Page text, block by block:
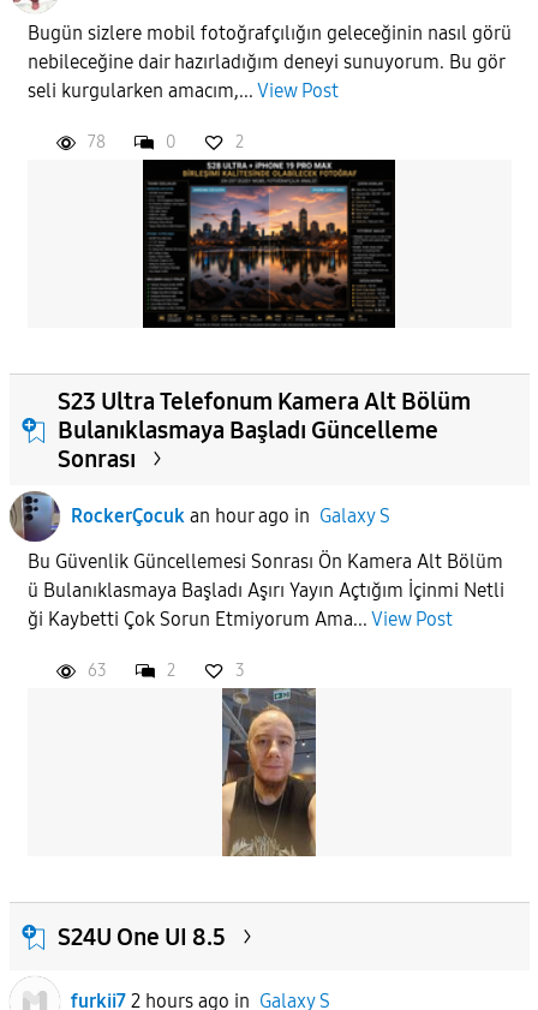
Bugün sizlere mobil fotoğrafçılığın geleceğinin nasıl görü
nebileceğine dair hazırladığım deneyi sunuyorum. Bu gör
seli kurgularken amacım,... View Post
78 0 2
S23 Ultra Telefonum Kamera Alt Bölüm
Bulanıklasmaya Başladı Güncelleme
Sonrası
RockerÇocuk an hour ago in Galaxy S
Bu Güvenlik Güncellemesi Sonrası Ön Kamera Alt Bölüm
ü Bulanıklasmaya Başladı Aşırı Yayın Açtığım İçinmi Netli
ği Kaybetti Çok Sorun Etmiyorum Ama... View Post
63 2 3
S24U One UI 8.5
furkii7 2 hours ago in Galaxy S